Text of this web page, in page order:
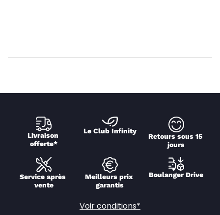
Livraison
offerte*
Le Club Infinity
Retours sous 15
jours
Service après
vente
Meilleurs prix
garantis
Boulanger Drive
Voir conditions*